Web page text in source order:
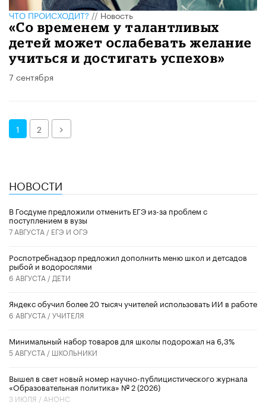
ЧТО ПРОИСХОДИТ?//Новость
«Со временем у талантливых
детей может ослабевать желание
учиться и достигать успехов»
7 сентября
1 2 Далее
НОВОСТИ
В Госдуме предложили отменить ЕГЭ из-за проблем с
поступлением в вузы
7 АВГУСТА / ЕГЭ И ОГЭ
Роспотребнадзор предложил дополнить меню школ и детсадов
рыбой и водорослями
6 АВГУСТА / ДЕТИ
​Яндекс обучил более 20 тысяч учителей использовать ИИ в работе
6 АВГУСТА /УЧИТЕЛЯ
Минимальный набор товаров для школы подорожал на 6,3%
5 АВГУСТА / ШКОЛЬНИКИ
Вышел в свет новый номер научно-публицистического журнала
«Образовательная политика» № 2 (2026)
3 ИЮЛЯ / АНОНС